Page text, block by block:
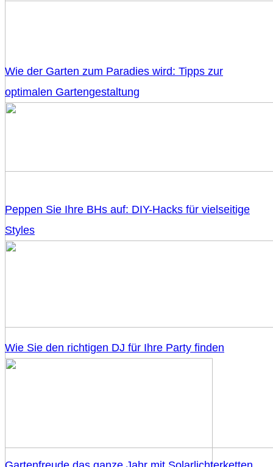
Wie der Garten zum Paradies wird: Tipps zur
optimalen Gartengestaltung
Peppen Sie Ihre BHs auf: DIY-Hacks für vielseitige
Styles
Wie Sie den richtigen DJ für Ihre Party finden